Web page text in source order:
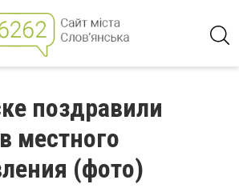
поздравили
местного
(фото)